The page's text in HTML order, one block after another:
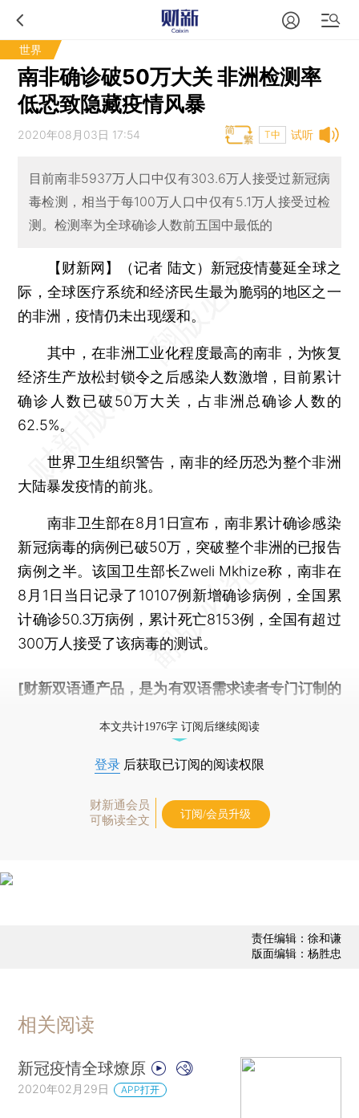
世界
南非确诊破50万大关 非洲检测率
低恐致隐藏疫情风暴
试听
2020年08月03日 17:54 T中
目前南非5937万人口中仅有303.6万人接受过新冠病
毒检测，相当于每100万人口中仅有5.1万人接受过检
测。检测率为全球确诊人数前五国中最低的
【财新网】（记者 陆文） 新冠疫情蔓延全球之
际，全球医疗系统和经济民生最为脆弱的地区之一
的非洲，疫情仍未出现缓和。
其中，在非洲工业化程度最高的南非，为恢复
经济生产放松封锁令之后感染人数激增，目前累计
确诊人数已破50万大关，占非洲总确诊人数的
62.5%。
世界卫生组织警告，南非的经历恐为整个非洲
大陆暴发疫情的前兆。
南非卫生部在8月1日宣布，南非累计确诊感染
新冠病毒的病例已破50万，突破整个非洲的已报告
病例之半。该国卫生部长Zweli Mkhize称，南非在
8月1日当日记录了10107例新增确诊病例，全国累
计确诊50.3万病例，累计死亡8153例，全国有超过
300万人接受了该病毒的测试。
[财新双语通产品，是为有双语需求读者专门订制的
本文共计1976字 订阅后继续阅读
登录 后获取已订阅的阅读权限
财新通会员
可畅读全文
订阅/会员升级
责任编辑：徐和谦
版面编辑：杨胜忠
相关阅读
新冠疫情全球燎原
2020年02月29日 APP打开